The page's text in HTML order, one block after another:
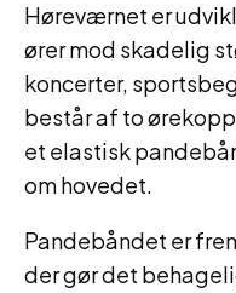
Høreværnet er
ører mod skadelig
koncerter,
består af to
et elastisk
om hovedet.
Pandebåndet er
der gør det